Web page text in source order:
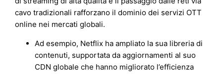
cavo tradizionali rafforzano il dominio dei servizi OTT
online nei mercati globali.
Ad esempio, Netflix ha ampliato la sua libreria di
contenuti, supportata da aggiornamenti al suo
CDN globale che hanno migliorato l’efficienza